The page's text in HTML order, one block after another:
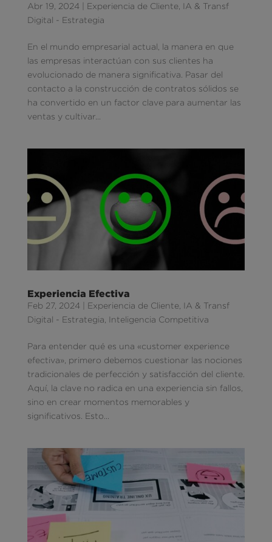
Abr 19, 2024| Experiencia de Cliente, IA & Transf
Digital - Estrategia
En el mundo empresarial actual, la manera en que
las empresas interactúan con sus clientes ha
evolucionado de manera significativa. Pasar del
contacto a la construcción de contratos sólidos se
ha convertido en un factor clave para aumentar las
ventas y cultivar...
Experiencia Efectiva
Feb 27, 2024| Experiencia de Cliente, IA & Transf
Digital - Estrategia Inteligencia Competitiva
Para entender qué es una «customer experience
efectiva», primero debemos cuestionar las nociones
tradicionales de perfección y satisfacción del cliente.
Aquí, la clave no radica en una experiencia sin fallos,
sino en crear momentos memorables y
significativos. Esto...